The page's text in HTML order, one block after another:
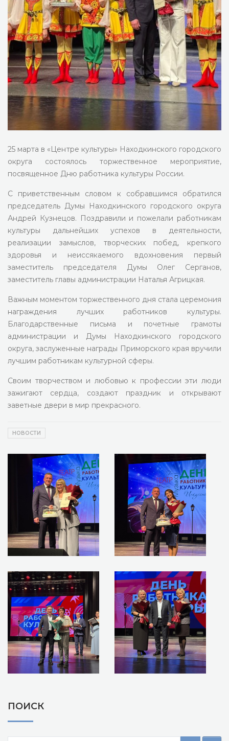
25 марта в «Центре культуры» Находкинского городского
округа состоялось торжественное мероприятие,
посвященное Дню работника культуры России.
С приветственным словом к собравшимся обратился
председатель Думы Находкинского городского округа
Андрей Кузнецов. Поздравили и пожелали работникам
культуры дальнейших успехов в деятельности,
реализации замыслов, творческих побед, крепкого
здоровья и неиссякаемого вдохновения первый
заместитель председателя Думы Олег Серганов,
заместитель главы администрации Наталья Агрицкая.
Важным моментом торжественного дня стала церемония
награждения лучших работников культуры.
Благодарственные письма и почетные грамоты
администрации и Думы Находкинского городского
округа, заслуженные награды Приморского края вручили
лучшим работникам культурной сферы.
Своим творчеством и любовью к профессии эти люди
зажигают сердца, создают праздник и открывают
заветные двери в мир прекрасного.
НОВОСТИ
ПОИСК